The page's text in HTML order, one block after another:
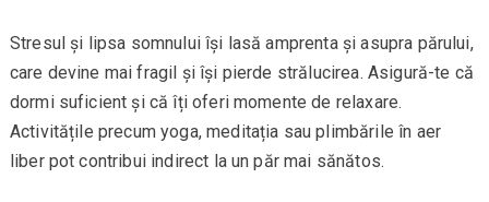
Stresul și lipsa somnului își lasă amprenta și asupra părului,
care devine mai fragil și își pierde strălucirea. Asigură-te că
dormi suficient și că îți oferi momente de relaxare.
Activitățile precum yoga, meditația sau plimbările în aer
liber pot contribui indirect la un păr mai sănătos.